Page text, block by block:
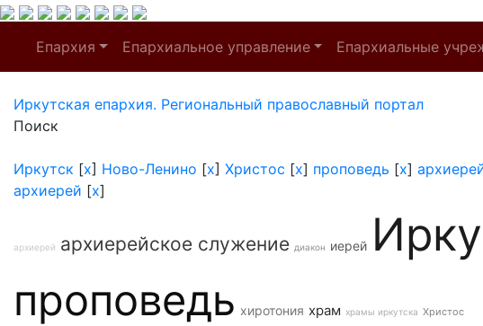
Епархия Епархиальное управление Епархиальные
Иркутская епархия. Региональный православный портал
Поиск
Иркутск [x] Ново-Ленино [x] Христос [x] проповедь [x]
архиерей [x]
архиерей архиерейское служение диакон иерей
проповедь хиротония храм храмы иркутска Христос